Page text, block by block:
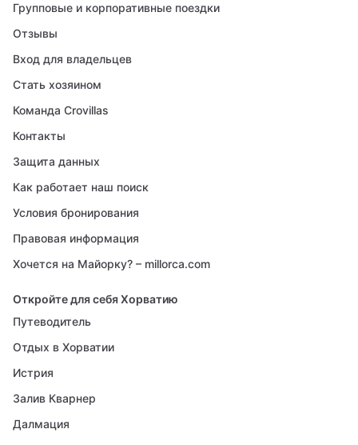
Групповые и корпоративные поездки
Отзывы
Вход для владельцев
Стать хозяином
Команда Crovillas
Контакты
Защита данных
Как работает наш поиск
Условия бронирования
Правовая информация
Хочется на Майорку? – millorca.com
Откройте для себя Хорватию
Путеводитель
Отдых в Хорватии
Истрия
Залив Кварнер
Далмация